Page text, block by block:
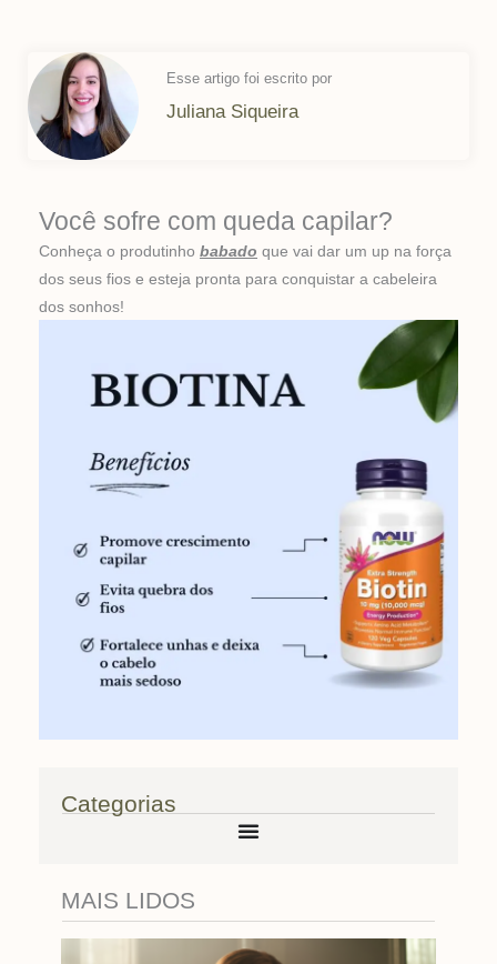
Esse artigo foi escrito por
Juliana Siqueira
Você sofre com queda capilar?
Conheça o produtinho babado que vai dar um up na força
dos seus fios e esteja pronta para conquistar a cabeleira
dos sonhos!
Categorias
MAIS LIDOS